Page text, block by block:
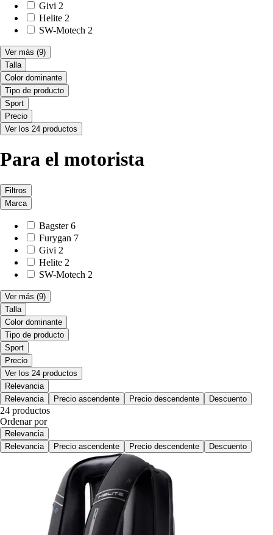
Givi 2
Helite 2
SW-Motech 2
Ver más (9)
Talla
Color dominante
Tipo de producto
Sport
Precio
Ver los 24 productos
Para el motorista
Filtros
Marca
Bagster 6
Furygan 7
Givi 2
Helite 2
SW-Motech 2
Ver más (9)
Talla
Color dominante
Tipo de producto
Sport
Precio
Ver los 24 productos
Relevancia
Relevancia
Precio ascendente Precio descendente Descuento
24 productos
Ordenar por
Relevancia
Relevancia
Precio ascendente Precio descendente Descuento